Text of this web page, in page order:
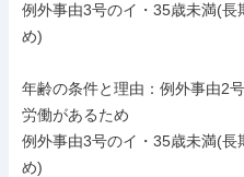
例外事由3号のイ・35歳未満(長
め)
年齢の条件と理由：例外事由2
労働があるため
例外事由3号のイ・35歳未満(長
め)